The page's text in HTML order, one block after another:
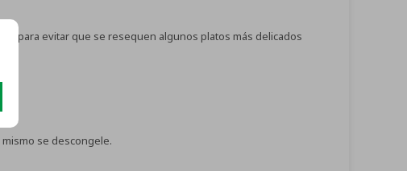
para evitar que se resequen algunos platos más delicados
se descongele.